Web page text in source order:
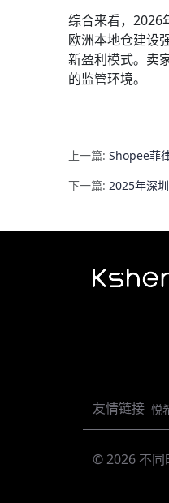
综合来看，2026
欧洲本地仓建设
新盈利模式。卖
的监管环境。
上一篇: Shopee菲
下一篇: 2025年深
友情链接 悦
© 2026 不同